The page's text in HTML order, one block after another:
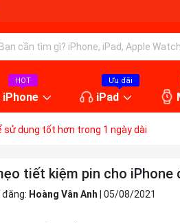
HOT
iPhone
Ưu đãi
iPad
dụng tốt hơn trong 1 ngày dài
tiết kiệm pin cho
đăng: Hoàng Vân Anh 05/08/2021